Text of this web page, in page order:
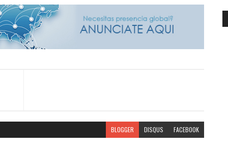
BLOGGER DISQUS FACEBOOK